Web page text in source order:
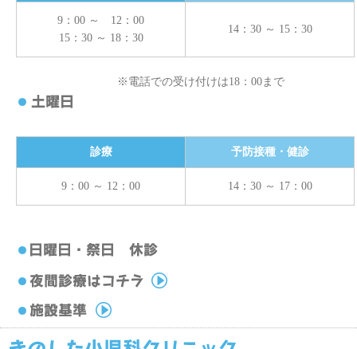
9：00 ～ 12：00
15：30 ～ 18：30
14：30 ～ 15：30
※電話での受け付けは18：00まで
診療 予防接種・健診
9：00 ～ 12：00 14：30 ～ 17：00